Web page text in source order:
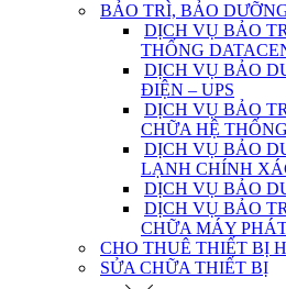
BẢO TRÌ, BẢO
DỊCH VỤ BẢO
THỐNG
DỊCH VỤ BẢO
ĐIỆN – UPS
DỊCH VỤ BẢO
CHỮA HỆ
DỊCH VỤ BẢO
LẠNH CHÍNH
DỊCH VỤ BẢO
DỊCH VỤ BẢO
CHỮA MÁY
CHO THUÊ THIẾT BỊ
SỬA CHỮA THIẾT BỊ